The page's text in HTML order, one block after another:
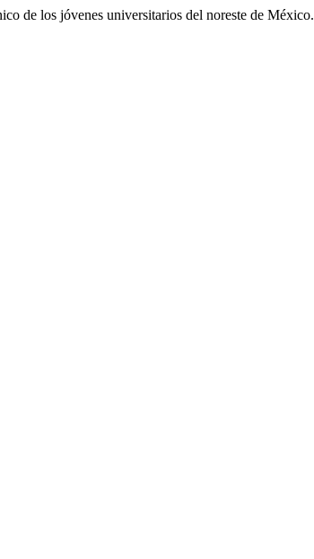
de los jóvenes universitarios del noreste de México.